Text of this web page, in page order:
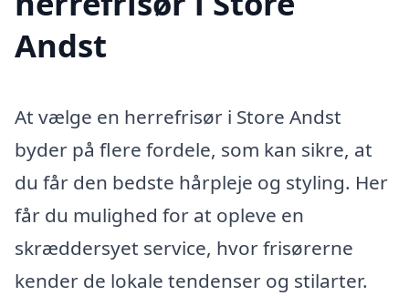
Andst
At vælge en herrefrisør i Store Andst
byder på flere fordele, som kan sikre, at
du får den bedste hårpleje og styling. Her
får du mulighed for at opleve en
skræddersyet service, hvor frisørerne
kender de lokale tendenser og stilarter.